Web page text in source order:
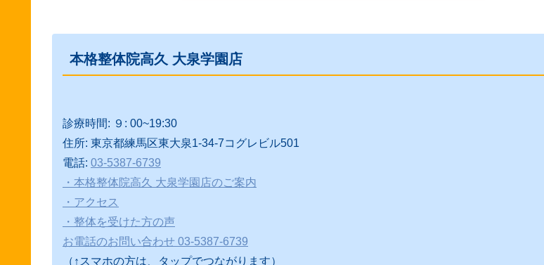
本格整体院高久 大泉学園店
診療時間: ９: 00~19:30
住所: 東京都練馬区東大泉1-34-7コグレビル501
電話: 03-5387-6739
・本格整体院高久 大泉学園店のご案内
・アクセス
・整体を受けた方の声
お電話のお問い合わせ 03-5387-6739
（↑スマホの方は、タップでつながります）